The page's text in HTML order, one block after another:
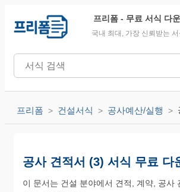
프리폼 - 무료 서식 다
국내 최대, 가장 신뢰받는
프리폼 건설서식 공사예산/실행
공사 견적서 (3) 서식 무료 다
이 문서는 건설 분야에서 견적, 계약, 공사